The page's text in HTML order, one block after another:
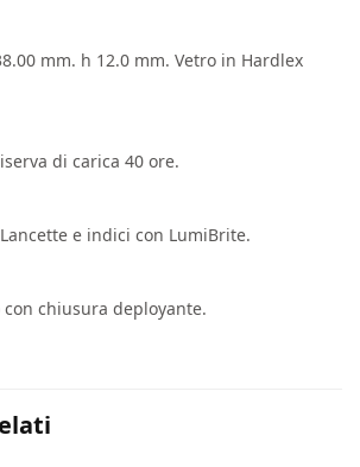
mm. h 12.0 mm. Vetro in Hardlex
di carica 40 ore.
e indici con LumiBrite.
chiusura deployante.